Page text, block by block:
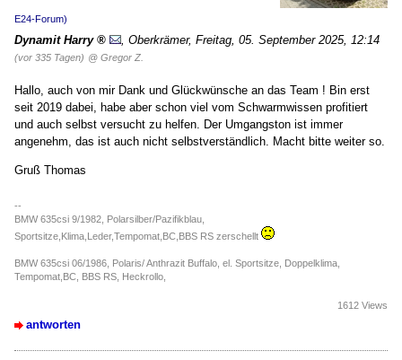
E24-Forum)
Dynamit Harry Oberkrämer, Freitag, 05. September 2025, 12:14
(vor 335 Tagen) @ Gregor Z.
Hallo, auch von mir Dank und Glückwünsche an das Team ! Bin erst
seit 2019 dabei, habe aber schon viel vom Schwarmwissen profitiert
und auch selbst versucht zu helfen. Der Umgangston ist immer
angenehm, das ist auch nicht selbstverständlich. Macht bitte weiter so.
Gruß Thomas
--
BMW 635csi 9/1982, Polarsilber/Pazifikblau,
Sportsitze,Klima,Leder,Tempomat,BC,BBS RS zerschellt
BMW 635csi 06/1986, Polaris/ Anthrazit Buffalo, el. Sportsitze, Doppelklima,
Tempomat,BC, BBS RS, Heckrollo,
antworten
1612 Views